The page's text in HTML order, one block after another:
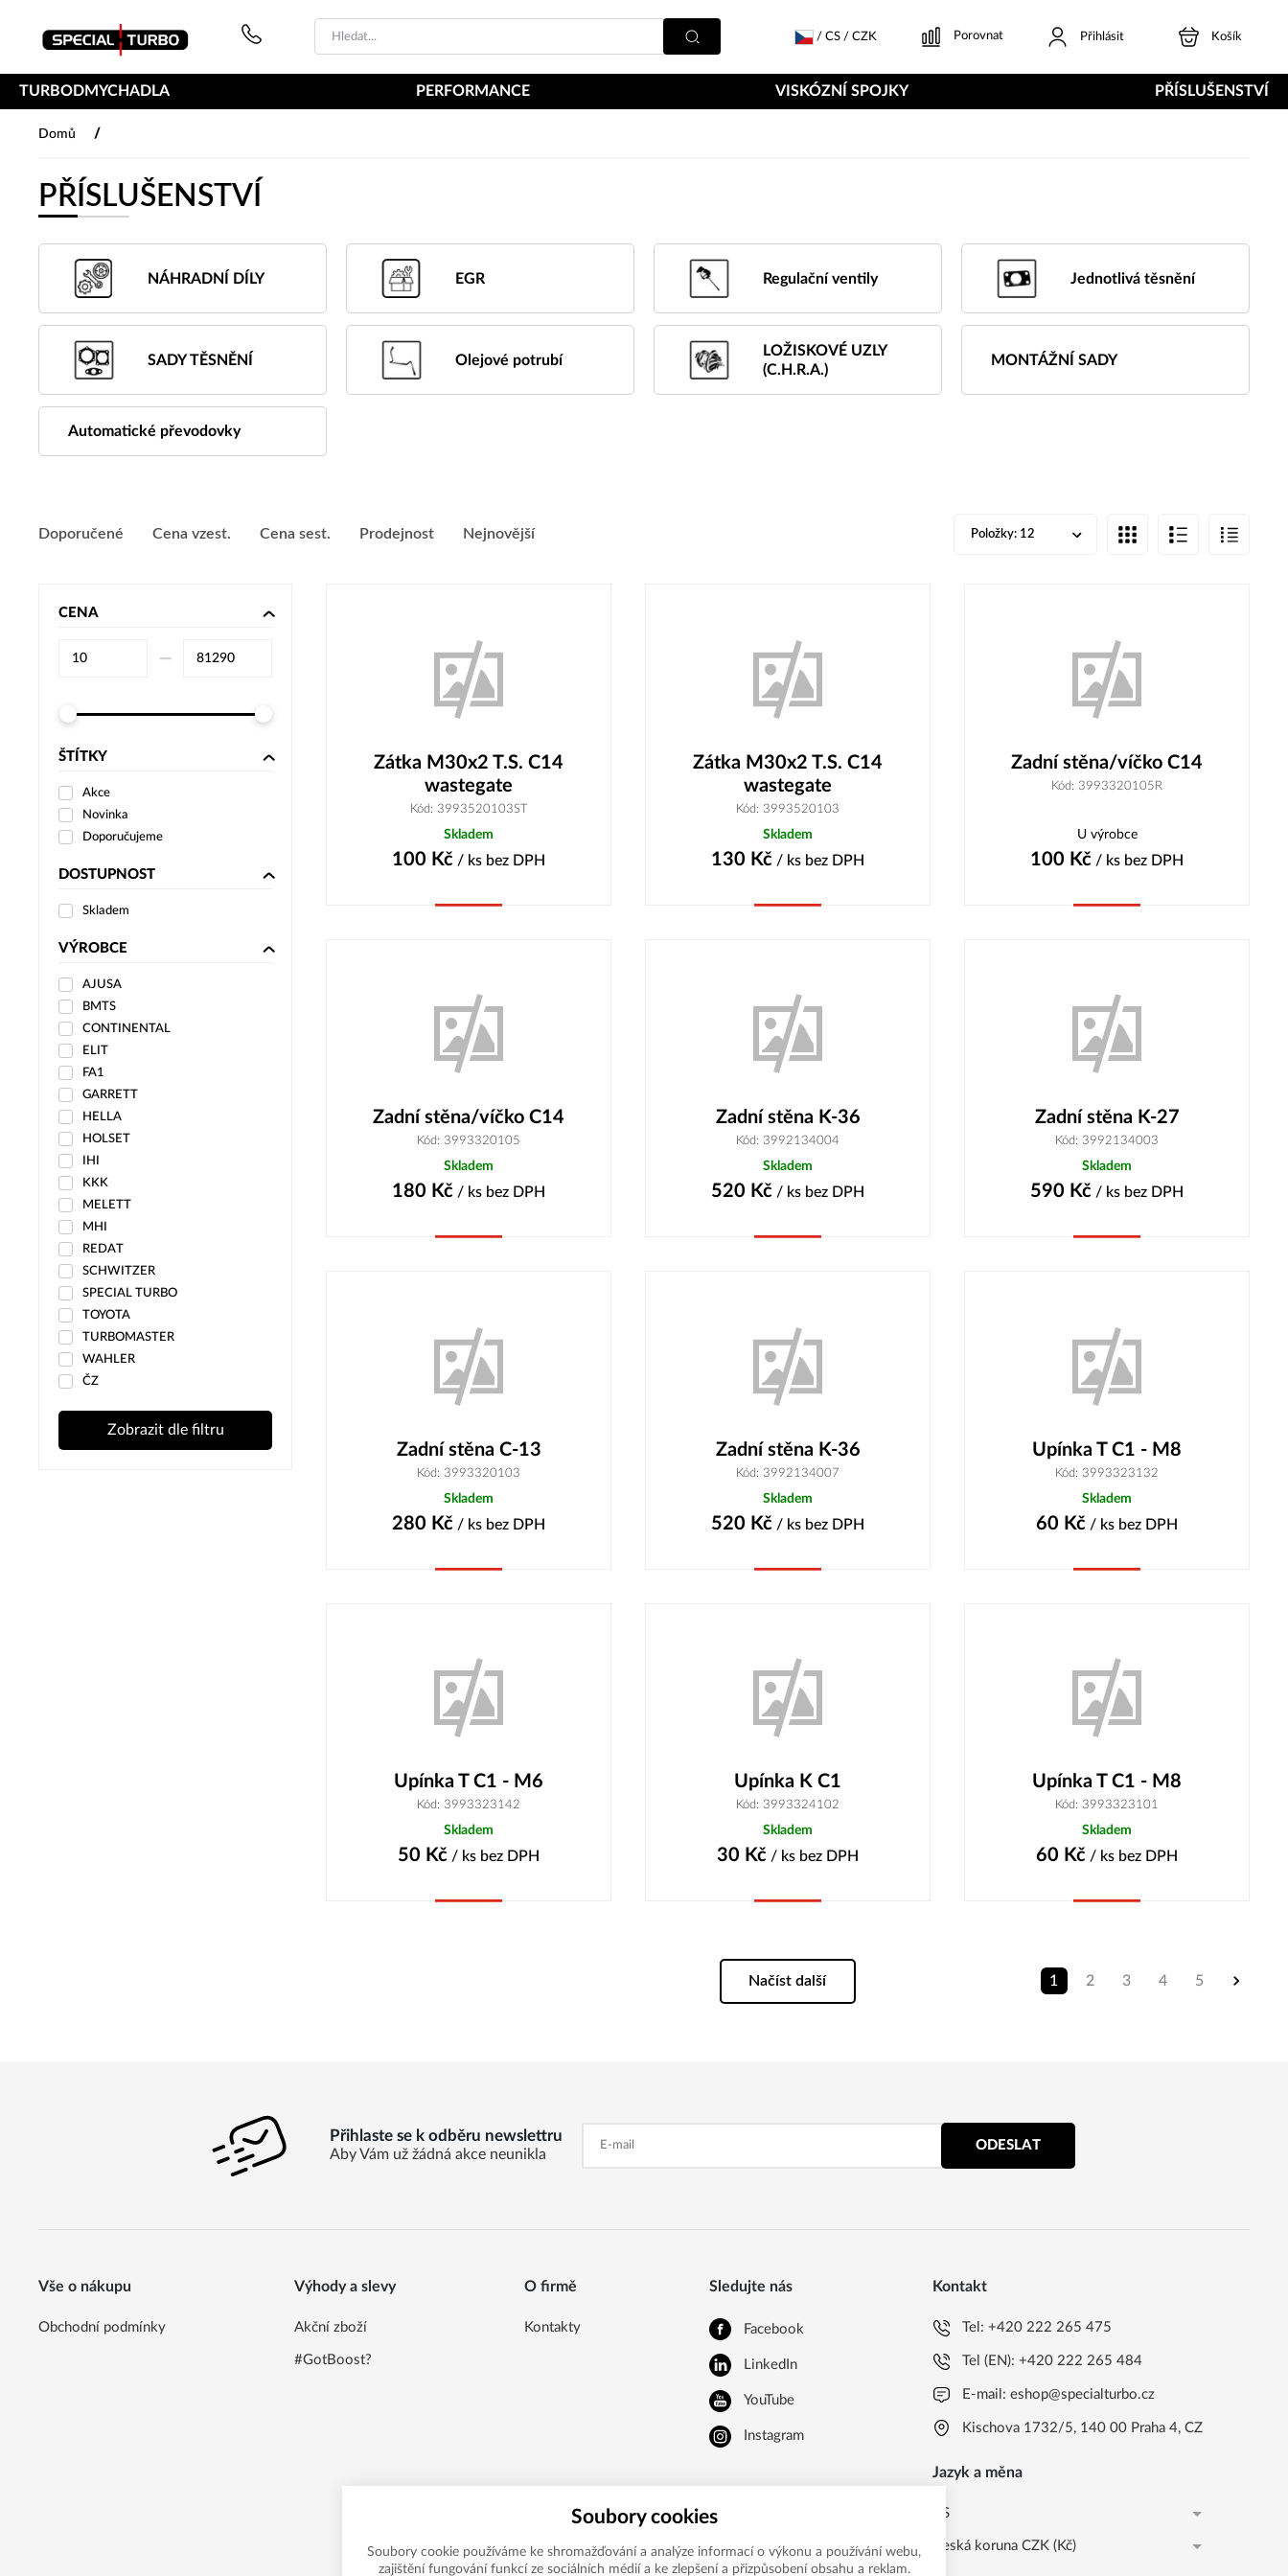
/ CS / CZK Porovnat Přihlásit Košík
TURBODMYCHADLA PERFORMANCE VISKÓZNÍ SPOJKY PŘÍSLUŠENSTVÍ
Domů /
PŘÍSLUŠENSTVÍ
NÁHRADNÍ DÍLY EGR Regulační ventily Jednotlivá těsnění
SADY TĚSNĚNÍ Olejové potrubí
LOŽISKOVÉ UZLY
(C.H.R.A.)
MONTÁŽNÍ SADY
Automatické převodovky
Doporučené Cena vzest. Cena sest. Prodejnost Nejnovější Položky: 12
CENA
–⁠
ŠTÍTKY
Akce
Novinka
Doporučujeme
DOSTUPNOST
Skladem
VÝROBCE
AJUSA
BMTS
CONTINENTAL
ELIT
FA1
GARRETT
HELLA
HOLSET
IHI
KKK
MELETT
MHI
REDAT
SCHWITZER
SPECIAL TURBO
TOYOTA
TURBOMASTER
WAHLER
ČZ
Zobrazit dle filtru
Zátka M30x2 T.S. C14
wastegate
Kód: 3993520103ST
Skladem
100 Kč / ks bez DPH
Zátka M30x2 T.S. C14
wastegate
Kód: 3993520103
Skladem
130 Kč / ks bez DPH
Zadní stěna/víčko C14
Kód: 3993320105R
U výrobce
100 Kč / ks bez DPH
Zadní stěna/víčko C14
Kód: 3993320105
Skladem
180 Kč / ks bez DPH
Zadní stěna K-36
Kód: 3992134004
Skladem
520 Kč / ks bez DPH
Zadní stěna K-27
Kód: 3992134003
Skladem
590 Kč / ks bez DPH
Zadní stěna C-13
Kód: 3993320103
Skladem
280 Kč / ks bez DPH
Zadní stěna K-36
Kód: 3992134007
Skladem
520 Kč / ks bez DPH
Upínka T C1 - M8
Kód: 3993323132
Skladem
60 Kč / ks bez DPH
Upínka T C1 - M6
Kód: 3993323142
Skladem
50 Kč / ks bez DPH
Upínka K C1
Kód: 3993324102
Skladem
30 Kč / ks bez DPH
Upínka T C1 - M8
Kód: 3993323101
Skladem
60 Kč / ks bez DPH
Načíst další 1 2 3 4 5
Přihlaste se k odběru newslettru
Aby Vám už žádná akce neunikla
ODESLAT
Vše o nákupu
Obchodní podmínky
Výhody a slevy
Akční zboží
#GotBoost?
O firmě
Kontakty
Sledujte nás
Facebook
LinkedIn
YouTube
Instagram
Kontakt
Tel:+420 222 265 475
Tel (EN):+420 222 265 484
E-mail:eshop@specialturbo.cz
Kischova 1732/5, 140 00 Praha 4, CZ
Jazyk a měna
CS
CS
Česká koruna CZK (Kč)
Soubory cookies
Soubory cookie používáme ke shromažďování a analýze informací o výkonu a používání webu,
zajištění fungování funkcí ze sociálních médií a ke zlepšení a přizpůsobení obsahu a reklam.